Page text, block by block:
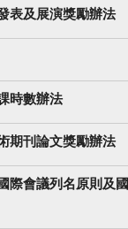
表及展演獎勵辦法
時數辦法
期刊論文獎勵辦法
際會議列名原則及